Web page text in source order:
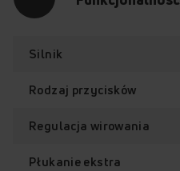
Silnik
Rodzaj przycisków
Regulacja wirowania
Płukanie ekstra